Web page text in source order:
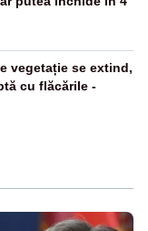
vegetație se extind,
cu flăcările -